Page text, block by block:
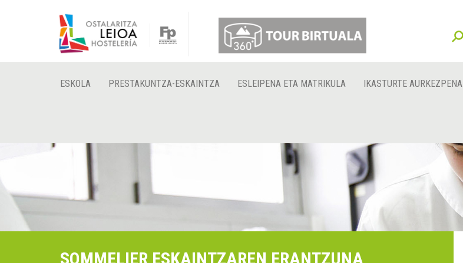
ESKOLA PRESTAKUNTZA-ESKAINTZA ESLEIPENA ETA MATRIKULA IKASTURTE AURKEZPENA
SOMMELIER ESKAINTZAREN ERANTZUNA